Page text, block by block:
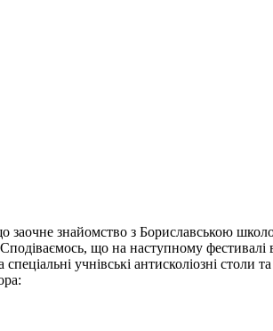
знайомство з Бориславською
Сподіваємось, що на наступному
учнівські антисколіозні столи